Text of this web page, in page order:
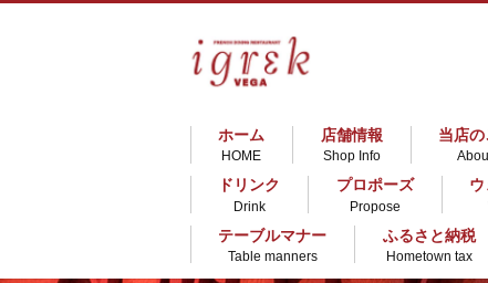
ホーム
HOME
店舗情報
Shop Info
当店
ドリンク
Drink
プロポーズ
Propose
テーブルマナー
Table manners
ふるさと納税
Hometown tax